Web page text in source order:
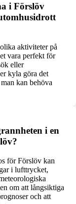
i Förslöv
aktiviteter på
vara perfekt för
eller
kyla göra det
kan behöva
i en
för Förslöv kan
i lufttrycket,
om att långsiktiga
och att